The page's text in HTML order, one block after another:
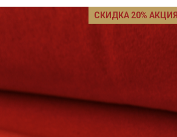
СКИДКА 20% АКЦИЯ